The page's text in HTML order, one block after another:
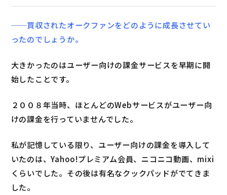
──買収されたオークファンをどのように成長させてい
ったのでしょうか。
大きかったのはユーザー向けの課金サービスを早期に開
始したことです。
２００８年当時、ほとんどのWebサービスがユーザー向
けの課金を行っていませんでした。
私が記憶している限り、ユーザー向けの課金を導入して
いたのは、Yahoo!プレミアム会員、ニコニコ動画、mixi
くらいでした。その後は有名なクックパッドがでてきま
した。